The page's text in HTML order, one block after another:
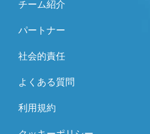
チーム紹介
パートナー
社会的責任
よくある質問
利用規約